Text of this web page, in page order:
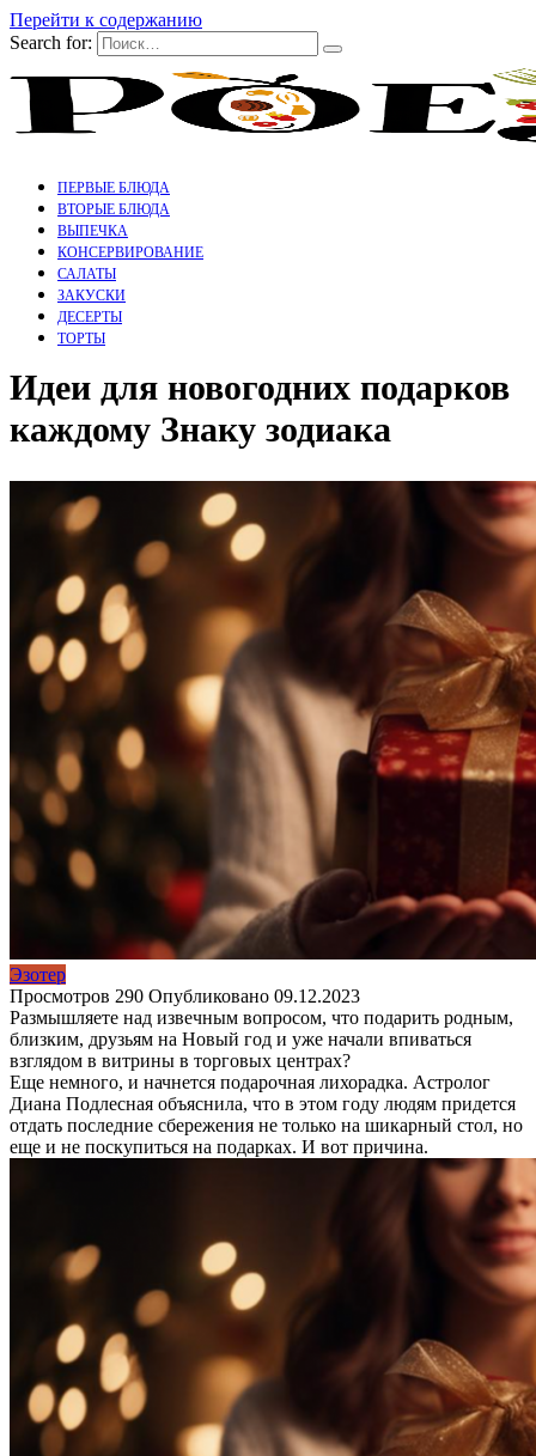
Перейти к содержанию
Search for:
ПЕРВЫЕ БЛЮДА
ВТОРЫЕ БЛЮДА
ВЫПЕЧКА
КОНСЕРВИРОВАНИЕ
САЛАТЫ
ЗАКУСКИ
ДЕСЕРТЫ
ТОРТЫ
Идеи для новогодних подарков
каждому Знаку зодиака
Эзотер
Просмотров 290 Опубликовано 09.12.2023
Размышляете над извечным вопросом, что подарить родным,
близким, друзьям на Новый год и уже начали впиваться
взглядом в витрины в торговых центрах?
Еще немного, и начнется подарочная лихорадка. Астролог
Диана Подлесная объяснила, что в этом году людям придется
отдать последние сбережения не только на шикарный стол, но
еще и не поскупиться на подарках. И вот причина.